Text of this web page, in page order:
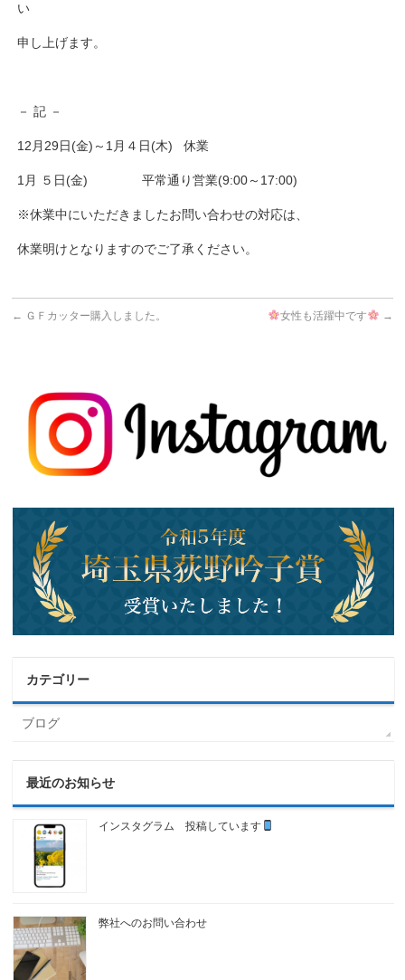
い
申し上げます。
－ 記 －
12月29日(金)～1月４日(木) 休業
1月 ５日(金) 平常通り営業(9:00～17:00)
※休業中にいただきましたお問い合わせの対応は、
休業明けとなりますのでご了承ください。
← ＧＦカッター購入しました。 女性も活躍中です →
カテゴリー
ブログ
最近のお知らせ
インスタグラム 投稿しています
弊社へのお問い合わせ